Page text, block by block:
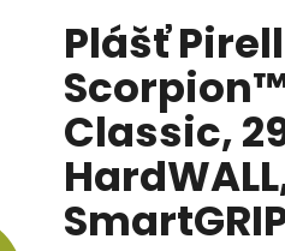
Plášť
Classic,